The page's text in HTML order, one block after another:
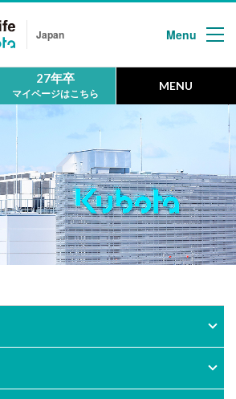
Japan Menu
27年卒
マイページはこちら
MENU